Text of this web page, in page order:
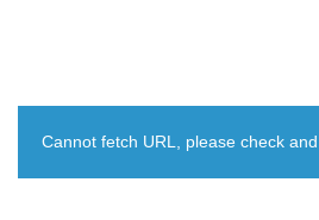
Cannot fetch URL, please check and